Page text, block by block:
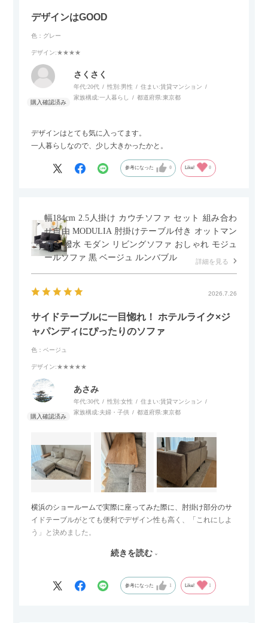
デザインはGOOD
色：グレー
デザイン:★★★★
さくさく
年代:20代 性別:男性 住まい:賃貸マンション
家族構成:一人暮らし 都道府県:東京都
デザインはとても気に入ってます。
一人暮らしなので、少し大きかったかと。
参考になった 0 Like! 0
幅184cm 2.5人掛け カウチソファ セット 組み合わ
せ自由 MODULIA 肘掛けテーブル付き オットマン
付き 撥水 モダン リビングソファ おしゃれ モジュ
ールソファ 黒 ベージュ ルンバブル
詳細を見る
2026.7.26
サイドテーブルに一目惚れ！ ホテルライク×ジ
ャパンディにぴったりのソファ
色：ベージュ
デザイン:★★★★★
あさみ
年代:30代 性別:女性 住まい:賃貸マンション
家族構成:夫婦・子供 都道府県:東京都
横浜のショールームで実際に座ってみた際に、肘掛け部分のサ
イドテーブルがとても便利でデザイン性も高く、「これにしよ
う」と決めました。
サイズは2.5人掛けですが、幅184cmとコンパクトなので圧迫感
グとのバランスもぴったりで、リビング全体がすっきり見えま
続きを読む
参考になった 1 Like! 1